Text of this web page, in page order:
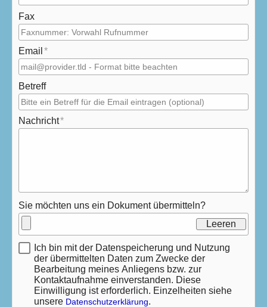
Fax
Email
Betreff
Nachricht
Sie möchten uns ein Dokument übermitteln?
Leeren
Ich bin mit der Datenspeicherung und Nutzung
der übermittelten Daten zum Zwecke der
Bearbeitung meines Anliegens bzw. zur
Kontaktaufnahme einverstanden. Diese
Einwilligung ist erforderlich. Einzelheiten siehe
unsere Datenschutzerklärung.